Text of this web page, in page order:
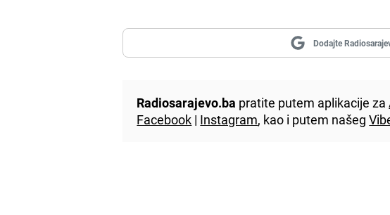
Dodajte
Radiosarajevo.ba pratite putem aplikacije za
Facebook | Instagram, kao i putem našeg